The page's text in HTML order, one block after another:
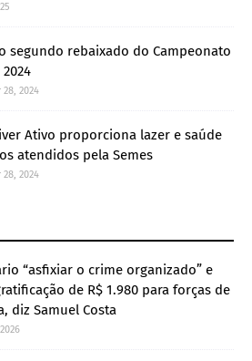
segundo rebaixado do Campeonato
28, 2024
Ativo proporciona lazer e saúde
atendidos pela Semes
28, 2024
“asfixiar o crime organizado” e
de R$ 1.980 para forças de
diz Samuel Costa